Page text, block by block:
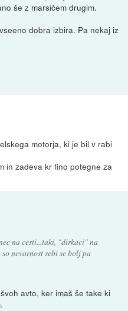
še z marsičem drugim.
dobra izbira. Pa nekaj iz
motorja, ki je bil v rabi
in zadeva kr fino potegne za
na cesti...taki, "dirkaci" na
nevarnost sebi se bolj pa
avto, ker imaš še take ki